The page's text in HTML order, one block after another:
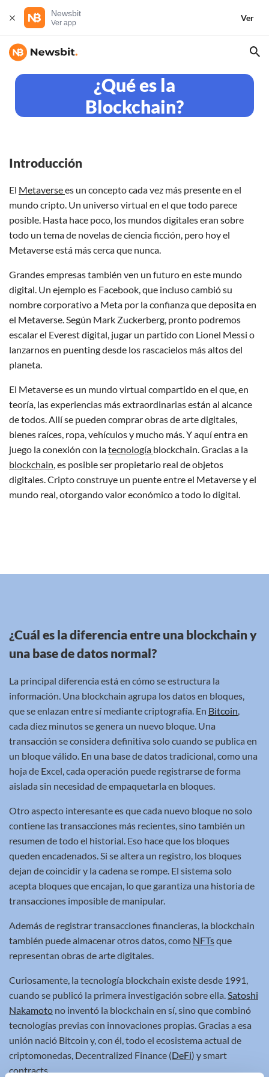
Newsbit
Ver app
Ver
¿Qué es la
Blockchain?
Introducción
El Metaversees un concepto cada vez más presente en el
mundo cripto. Un universo virtual en el que todo parece
posible. Hasta hace poco, los mundos digitales eran sobre
todo un tema de novelas de ciencia ficción, pero hoy el
Metaverse está más cerca que nunca.
Grandes empresas también ven un futuro en este mundo
digital. Un ejemplo es Facebook, que incluso cambió su
nombre corporativo a Meta por la confianza que deposita en
el Metaverse. Según Mark Zuckerberg, pronto podremos
escalar el Everest digital, jugar un partido con Lionel Messi o
lanzarnos en puenting desde los rascacielos más altos del
planeta.
El Metaverse es un mundo virtual compartido en el que, en
teoría, las experiencias más extraordinarias están al alcance
de todos. Allí se pueden comprar obras de arte digitales,
bienes raíces, ropa, vehículos y mucho más. Y aquí entra en
juego la conexión con latecnología blockchain. Gracias a la
blockchain, es posible ser propietario real de objetos
digitales. Cripto construye un puente entre el Metaverse y el
mundo real, otorgando valor económico a todo lo digital.
¿Cuál es la diferencia entre una blockchain y
una base de datos normal?
La principal diferencia está en cómo se estructura la
información. Una blockchain agrupa los datos en bloques,
que se enlazan entre sí mediante criptografía. En Bitcoin,
cada diez minutos se genera un nuevo bloque. Una
transacción se considera definitiva solo cuando se publica en
un bloque válido. En una base de datos tradicional, como una
hoja de Excel, cada operación puede registrarse de forma
aislada sin necesidad de empaquetarla en bloques.
Otro aspecto interesante es que cada nuevo bloque no solo
contiene las transacciones más recientes, sino también un
resumen de todo el historial. Eso hace que los bloques
queden encadenados. Si se altera un registro, los bloques
dejan de coincidir y la cadena se rompe. El sistema solo
acepta bloques que encajan, lo que garantiza una historia de
transacciones imposible de manipular.
Además de registrar transacciones financieras, la blockchain
también puede almacenar otros datos, como NFTsque
representan obras de arte digitales.
Curiosamente, la tecnología blockchain existe desde 1991,
cuando se publicó la primera investigación sobre ella.Satoshi
Nakamoto no inventó la blockchain en sí, sino que combinó
tecnologías previas con innovaciones propias. Gracias a esa
unión nació Bitcoin y, con él, todo el ecosistema actual de
criptomonedas, Decentralized Finance (DeFi) y smart
contracts.